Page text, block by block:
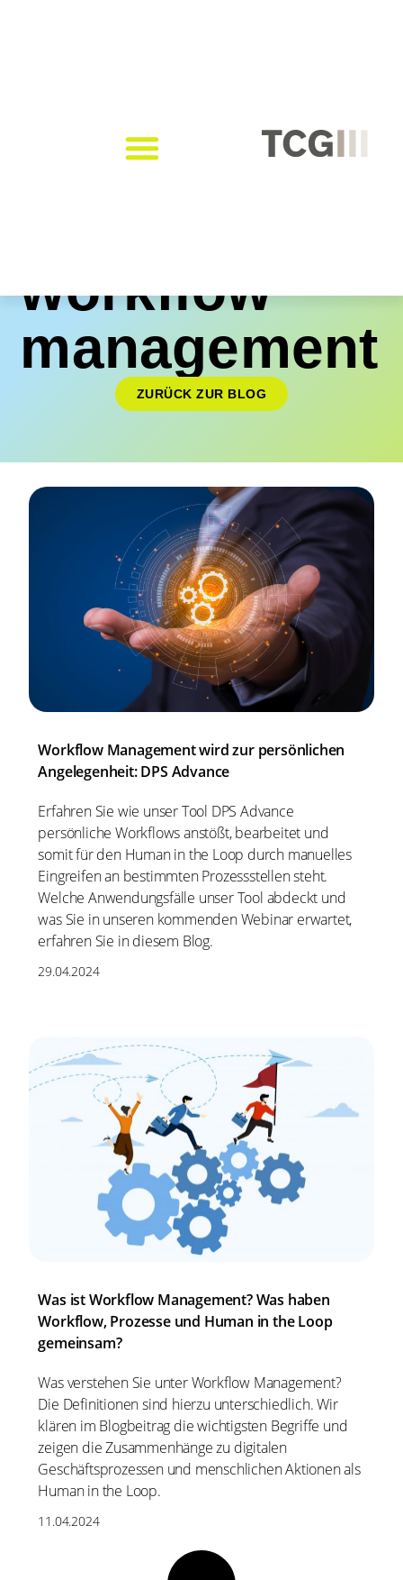
workflow
management
ZURÜCK ZUR BLOG
Workflow Management wird zur persönlichen
Angelegenheit: DPS Advance
Erfahren Sie wie unser Tool DPS Advance
persönliche Workflows anstößt, bearbeitet und
somit für den Human in the Loop durch manuelles
Eingreifen an bestimmten Prozessstellen steht.
Welche Anwendungsfälle unser Tool abdeckt und
was Sie in unseren kommenden Webinar erwartet,
erfahren Sie in diesem Blog.
29.04.2024
Was ist Workflow Management? Was haben
Workflow, Prozesse und Human in the Loop
gemeinsam?
Was verstehen Sie unter Workflow Management?
Die Definitionen sind hierzu unterschiedlich. Wir
klären im Blogbeitrag die wichtigsten Begriffe und
zeigen die Zusammenhänge zu digitalen
Geschäftsprozessen und menschlichen Aktionen als
Human in the Loop.
11.04.2024